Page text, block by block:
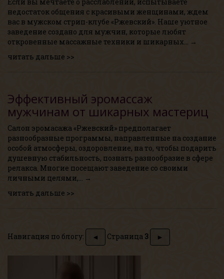
недостаток общения с красивыми женщинами, ждем
вас в мужском стрип-клубе «Ржевский». Наше уютное
заведение создано для мужчин, которые любят
откровенные массажные техники и шикарных… →
читать дальше >>
Эффективный эромассаж
мужчинам от шикарных мастериц
Салон эромасажа «Ржевский» предполагает
разнообразные программы, направленные на создание
особой атмосферы, оздоровление, на то, чтобы подарить
душевную стабильность, познать разнообразие в сфере
релакса. Многие посещают заведение со своими
личными целями,… →
читать дальше >>
Навигация по блогу: ◄ Страница 3 ►